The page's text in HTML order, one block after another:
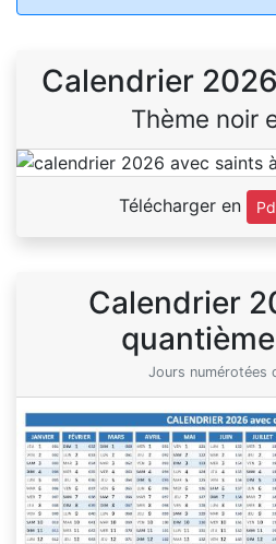
Calendrier
Thème noir
Télécharger en
Calendrier
Jours numérotées